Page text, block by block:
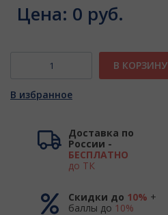
Цена: 0 руб.
В КОРЗИНУ
В избранное
Доставка по
России -
БЕСПЛАТНО
до ТК
Скидки до 10% +
баллы до 10%